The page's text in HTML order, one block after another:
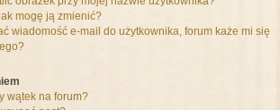
mogę ją zmienić?
wiadomość e-mail do użytkownika, forum każe mi się
wątek na forum?